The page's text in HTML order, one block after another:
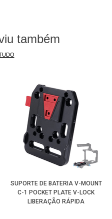
Bracketé indicado para
total de até 5 kg e base
suporte.
também
SUPORTE DE BATERIA V-MOUNT
C-1 POCKET PLATE V-LOCK
LIBERAÇÃO RÁPIDA